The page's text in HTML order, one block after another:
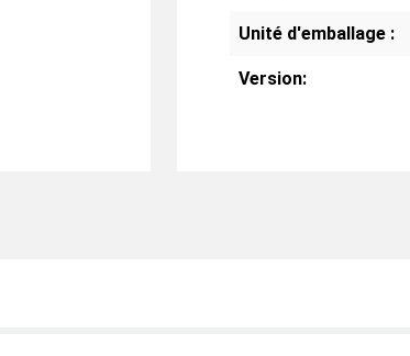
Unité d'emballage :
Version: